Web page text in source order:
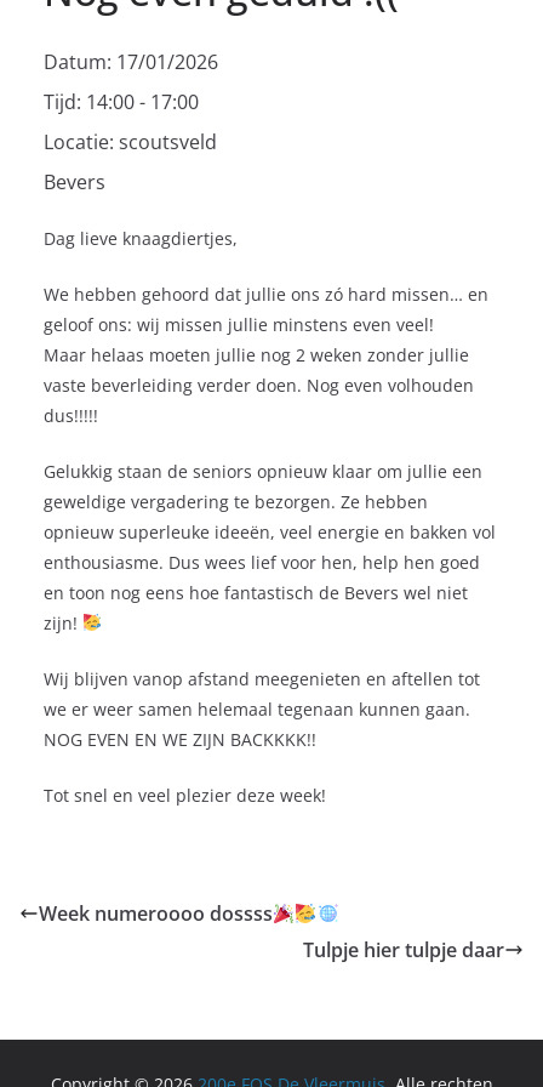
Datum: 17/01/2026
Tijd: 14:00 - 17:00
Locatie: scoutsveld
Bevers
Dag lieve knaagdiertjes,
We hebben gehoord dat jullie ons zó hard missen… en
geloof ons: wij missen jullie minstens even veel!
Maar helaas moeten jullie nog 2 weken zonder jullie
vaste beverleiding verder doen. Nog even volhouden
dus!!!!!
Gelukkig staan de seniors opnieuw klaar om jullie een
geweldige vergadering te bezorgen. Ze hebben
opnieuw superleuke ideeën, veel energie en bakken vol
enthousiasme. Dus wees lief voor hen, help hen goed
en toon nog eens hoe fantastisch de Bevers wel niet
zijn!
Wij blijven vanop afstand meegenieten en aftellen tot
we er weer samen helemaal tegenaan kunnen gaan.
NOG EVEN EN WE ZIJN BACKKKK!!
Tot snel en veel plezier deze week!
Week numeroooo dossss
Tulpje hier tulpje daar